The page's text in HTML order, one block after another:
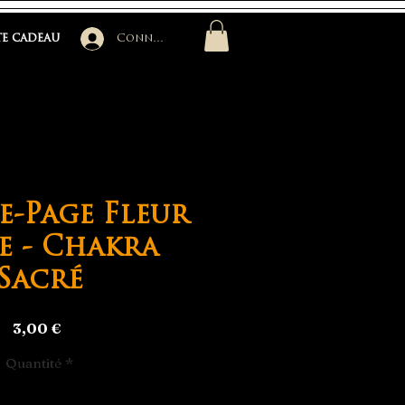
cadeau Connexion
Page Fleur
- Chakra
3,00 €
Quantité *